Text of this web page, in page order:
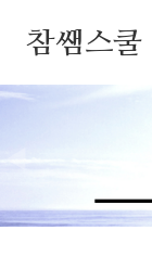
참쌤스쿨
◀